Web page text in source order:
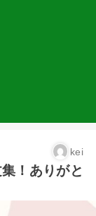
kei
！ありがと